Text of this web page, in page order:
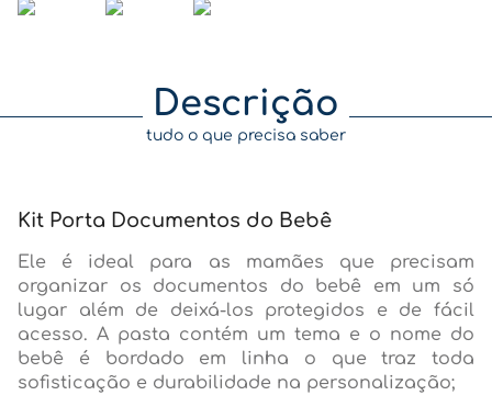
Descrição
tudo o que precisa saber
Kit Porta Documentos do Bebê
Ele é ideal para as mamães que precisam
organizar os documentos do bebê em um só
lugar além de deixá-los protegidos e de fácil
acesso. A pasta contém um tema e o nome do
bebê é bordado em linha o que traz toda
sofisticação e durabilidade na personalização;